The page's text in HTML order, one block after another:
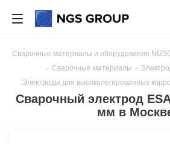
Сварочные материалы и оборудование
- Сварочные материалы -
Электроды для высоколегированных
Сварочный электрод
мм в